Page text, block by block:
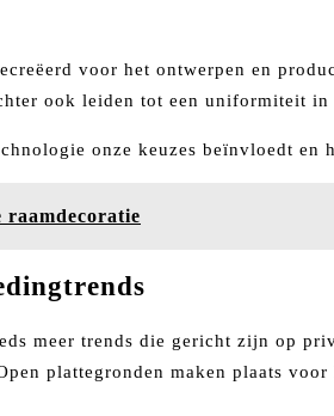
voor het ontwerpen en
ook leiden tot een uniformiteit
onze keuzes beïnvloedt
raamdecoratie
meer trends die gericht zijn op
plattegronden maken plaats